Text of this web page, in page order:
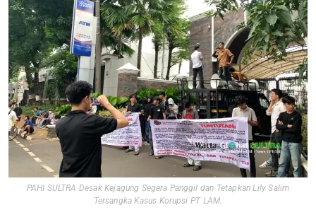
PAHI SULTRA Desak Kejagung Segera Panggil dan Tetapkan Lily Salim
Tersangka Kasus Korupsi PT LAM.